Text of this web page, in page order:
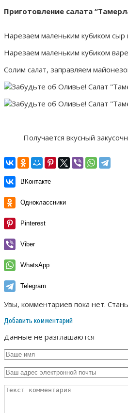
Приготовление салата
Нарезаем маленьким кубиком
Нарезаем маленьким кубиком
Солим салат, заправляем
Получается вкусный
ВКонтакте
Одноклассники
Pinterest
Viber
WhatsApp
Telegram
Увы, комментариев пока нет.
Добавить комментарий
Данные не разглашаются